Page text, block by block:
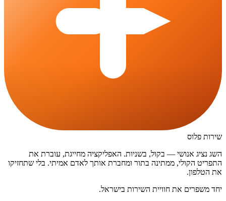
שירות פלוס
השג נציג אנושי — בקול, בשניות. האפליקציה מחייגת, עוברת את
התפריט הקולי, ממתינה בתור ומחברת אותך לאדם אמיתי. בלי שתחזיקו
את הטלפון.
יחד משפרים את חוויית השירות בישראל.